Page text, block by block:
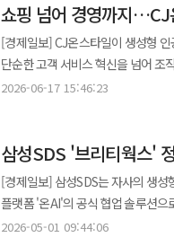
쇼핑 넘어 경영까지…CJ
[경제일보] CJ온스타일이 생성형
단순한 고객 서비스 혁신을 넘어 조직 구조
CJ온스타일은 글로벌 AI 기업
인프라로 격상시켰다는 점에서 차
고객 수를 4배 가까이 끌어올린 바 있다. 이번에 도입된 클로드 엔터프라이즈는 AI 에이전트 구축과 개발 자
강점을 지닌 솔루션이다. 사내 협업
테크 조직뿐 아니라 상품기획자
특징이다. 특히 모바일 라이브 커머스 중심 사업 구조에 맞춰 숏폼 콘텐츠 제작, 트렌드 분석, 방송 자막 자동화 등 반복
2026-06-17 15:46:23
삼성SDS '브리티웍스'
[경제일보] 삼성SDS는 자사의 생
플랫폼 '온AI'의 공식 협업 솔루션으로 최종 선정됐다고 밝혔다. 삼
부처를 대상으로 시범서비스를 제
2026-05-01 09:44:06